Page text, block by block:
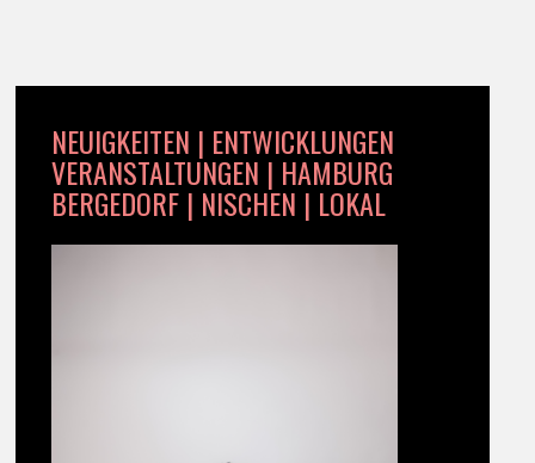
NEUIGKEITEN | ENTWICKLUNGEN
VERANSTALTUNGEN | HAMBURG
BERGEDORF | NISCHEN | LOKAL